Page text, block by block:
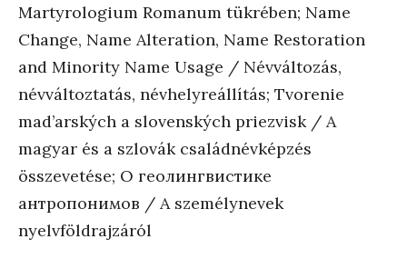
Martyrologium Romanum tükrében; Name
Change, Name Alteration, Name Restoration
and Minority Name Usage / Névváltozás,
névváltoztatás, névhelyreállítás; Tvorenie
mad’arských a slovenských priezvisk / A
magyar és a szlovák családnévképzés
összevetése; O геолингвистике
антропонимов / A személynevek
nyelvföldrajzáról